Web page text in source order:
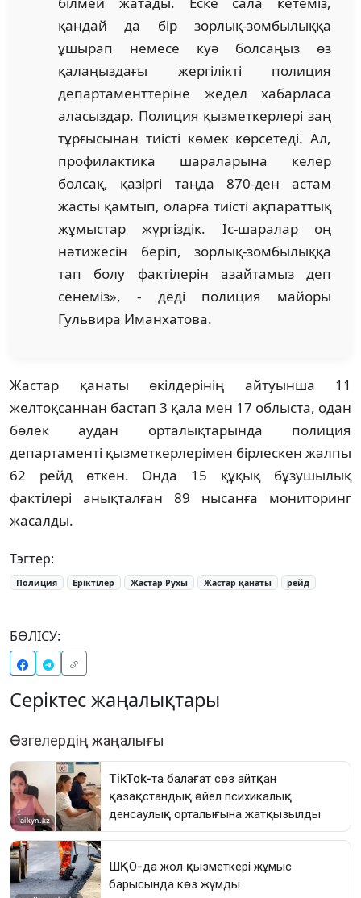
қандай да бір зорлық-зомбылыққа
ұшырап немесе куә болсаңыз өз
қалаңыздағы жергілікті полиция
департаменттеріне жедел хабарласа
аласыздар. Полиция қызметкерлері заң
тұрғысынан тиісті көмек көрсетеді. Ал,
профилактика шараларына келер
болсақ, қазіргі таңда 870-ден астам
жасты қамтып, оларға тиісті ақпараттық
жұмыстар жүргіздік. Іс-шаралар оң
нәтижесін беріп, зорлық-зомбылыққа
тап болу фактілерін азайтамыз деп
сенеміз», - деді полиция майоры
Гульвира Иманхатова.
Жастар қанаты өкілдерінің айтуынша 11
желтоқсаннан бастап 3 қала мен 17 облыста, одан
бөлек аудан орталықтарында полиция
департаменті қызметкерлерімен бірлескен жалпы
62 рейд өткен. Онда 15 құқық бұзушылық
фактілері анықталған 89 нысанға мониторинг
жасалды.
Тэгтер:
Полиция Еріктілер Жастар Рухы Жастар қанаты рейд
БӨЛІСУ:
Серіктес жаңалықтары